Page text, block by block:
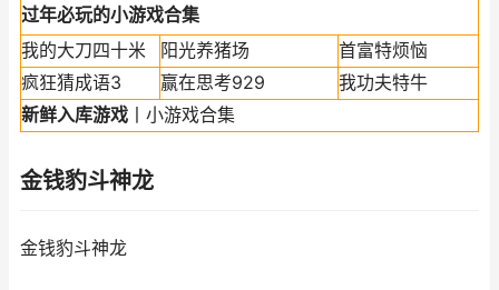
过年必玩的小游戏合集
我的大刀四十米
阳光养猪场
首富特烦恼
疯狂猜成语3
赢在思考929
我功夫特牛
新鲜入库游戏 丨小游戏合集
金钱豹斗神龙
金钱豹斗神龙